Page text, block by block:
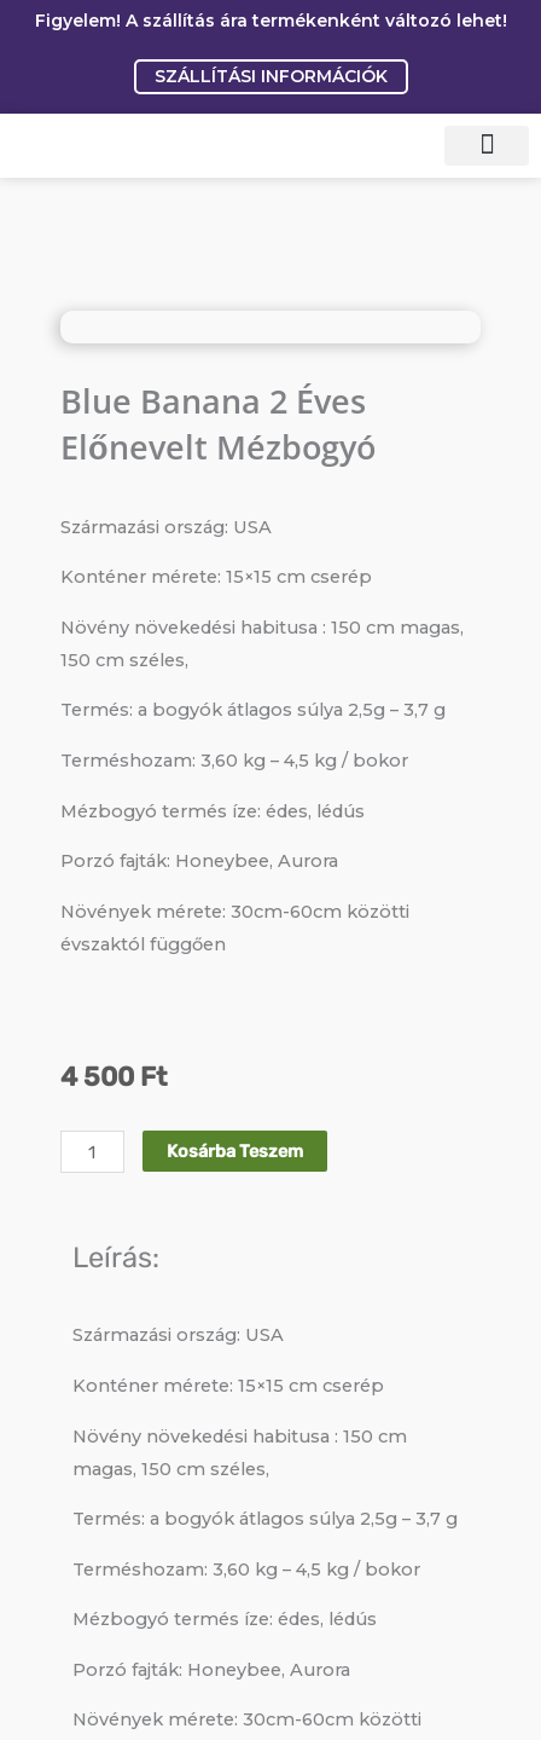
Figyelem! A szállítás ára termékenként változó lehet!
SZÁLLÍTÁSI INFORMÁCIÓK
Blue Banana 2 Éves
Előnevelt Mézbogyó
Származási ország: USA
Konténer mérete: 15×15 cm cserép
Növény növekedési habitusa : 150 cm magas,
150 cm széles,
Termés: a bogyók átlagos súlya 2,5g – 3,7 g
Terméshozam: 3,60 kg – 4,5 kg / bokor
Mézbogyó termés íze: édes, lédús
Porzó fajták: Honeybee, Aurora
Növények mérete: 30cm-60cm közötti
évszaktól függően
4 500 Ft
Blue
Banana
Éves
Előnevelt
mennyiség
Kosárba Teszem
Leírás:
Származási ország: USA
Konténer mérete: 15×15 cm cserép
Növény növekedési habitusa : 150 cm
magas, 150 cm széles,
Termés: a bogyók átlagos súlya 2,5g – 3,7 g
Terméshozam: 3,60 kg – 4,5 kg / bokor
Mézbogyó termés íze: édes, lédús
Porzó fajták: Honeybee, Aurora
Növények mérete: 30cm-60cm közötti